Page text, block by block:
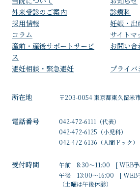
所在地 〒203-0054 東京都東久留米
電話番号 042-472-6111 （代表）
042-472-6125 （小児科）
042-472-6136 （人間ドック）
受付時間
午前 8:30～11:00 [ WEB予
午後 13:00～16:00 [ WEB
（土曜は午後休診）
外来受診のご案内
診療科
採用情報
妊娠・出
コラム
サイトマ
産前・産後サポートサービ
ス
お問い合
避妊相談・緊急避妊 プライ